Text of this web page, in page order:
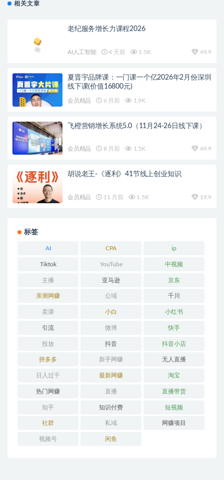
相关文章
老纪服务增长力课程2026
AI人工智能 4 天前 1.5K 49.9
夏晋宇品牌课：一门课一个亿2026年2月份深圳
线下课(价值16800元)
会员精品 6 月前 1.9K
飞橙营销增长系统5.0（11月24-26日线下课）
会员精品 8 月前 1.5K 49.9
胡说老王-《逐利》41节线上创业知识
会员精品 11 月前 1.5K 19.9
标签
AI CPA ip
Tiktok YouTube 中视频
主播 亚马逊 京东
亲测网赚 公域 千川
卖课 小白 小红书
引流 微博 快手
投放 抖音 抖音小店
拼多多 新手网赚 无人直播
日入过千 最新网赚 淘宝
热门网赚 直播 直播带货
知乎 知识付费 短视频
社群 私域 网赚项目
视频号 闲鱼